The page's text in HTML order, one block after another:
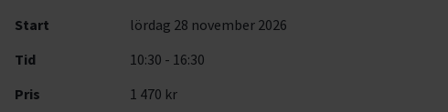
Start
lördag 28 november 2026
Tid
10:30 - 16:30
Pris
1 470 kr